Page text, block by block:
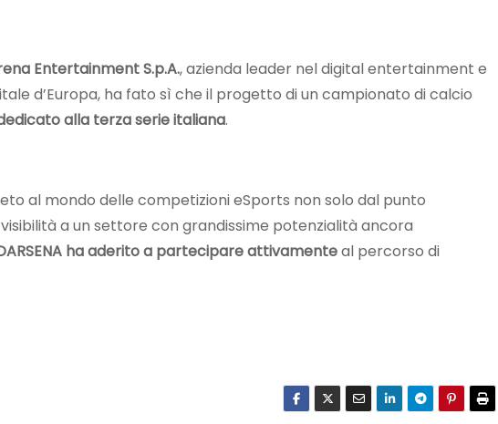
Entertainment S.p.A., azienda leader nel digital entertainment e
d’Europa, ha fato sì che il progetto di un campionato di calcio
alla terza serie italiana.
al mondo delle competizioni eSports non solo dal punto
a un settore con grandissime potenzialità ancora
ha aderito a partecipare attivamenteal percorso di